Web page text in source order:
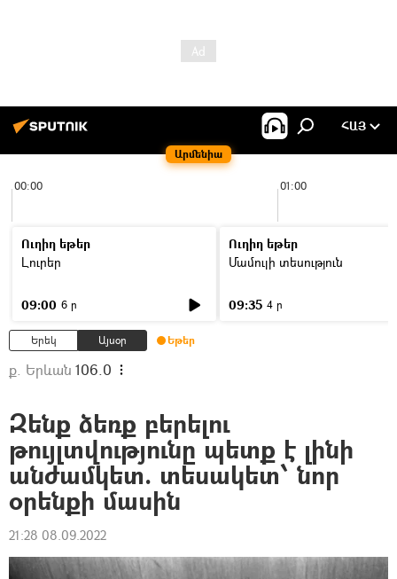
Արմենիա
ՀԱՅ
00:00 01:00
Ուղիղ եթեր
Լուրեր
09:00 6 ր
Ուղիղ եթեր
Մամուլի տեսություն
09:35 4 ր
Երեկ Այսօր Եթեր
ք. Երևան 106.0
Զենք ձեռք բերելու
թույլտվությունը պետք է լինի
անժամկետ. տեսակետ՝ նոր
օրենքի մասին
21:28 08.09.2022